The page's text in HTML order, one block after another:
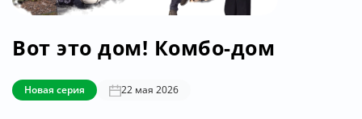
Новая серия 22 мая 2026
Вот это дом! Комбо-дом